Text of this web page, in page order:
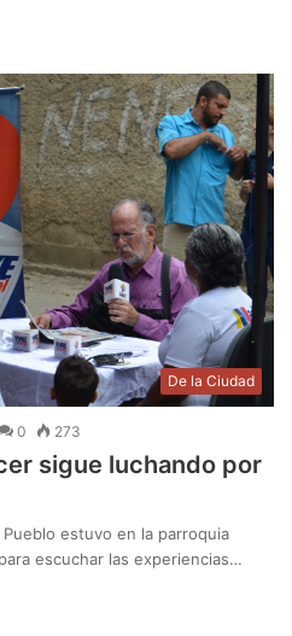
De la Ciudad
0 273
sigue luchando por
estuvo en la parroquia
escuchar las experiencias…